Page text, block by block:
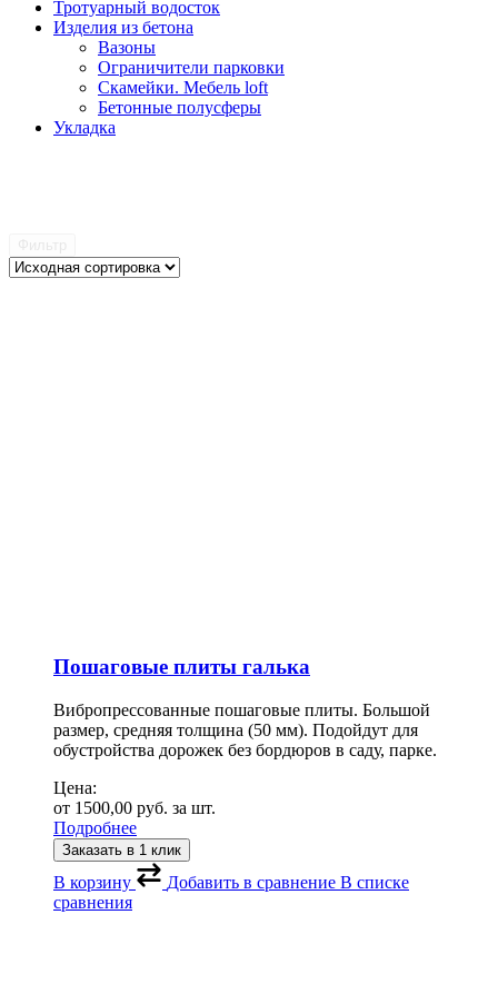
Тротуарный водосток
Изделия из бетона
Вазоны
Ограничители парковки
Скамейки. Мебель loft
Бетонные полусферы
Укладка
Пошаговые плиты галька
Вибропрессованные пошаговые плиты. Большой
размер, средняя толщина (50 мм). Подойдут для
обустройства дорожек без бордюров в саду, парке.
Цена:
от 1500,00 руб. за шт.
Подробнее
Заказать в 1 клик
В корзину Добавить в сравнение В списке
сравнения